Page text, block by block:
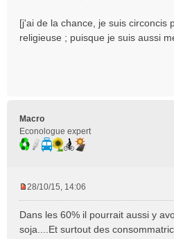
[j'ai de la chance, je suis circoncis
religieuse ; puisque je suis aussi
Macro
Econologue expert
s
s
28/10/15, 14:06
Dans les 60% il pourrait aussi y
soja....Et surtout des